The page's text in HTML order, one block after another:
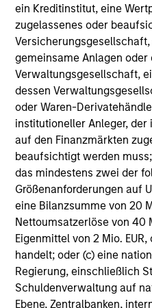
ein Kreditinstitut, eine
zugelassenes oder
gemeinsame Anlagen oder
Verwaltungsgesellschaft,
dessen
oder Waren-
institutioneller Anleger, der
auf den Finanzmärkten
beaufsichtigt werden
das mindestens zwei der
Größenanforderungen auf
eine Bilanzsumme von 20
Nettoumsatzerlöse von 40
Eigenmittel von 2 Mio.
handelt; oder (c) eine
Regierung, einschließlich
Schuldenverwaltung auf
Ebene, Zentralbanken,
Agency Commercial
Securities (CMBS)sind
besicherte Wertpapiere,
Immobiliendarlehen
Fannie Mae, Freddie
einem sonstigen von
geförderten Institut
Enterprise) bzw. einer
begeben oder
Agency RMBS
Agency Residential
(RMBS) sind
Wertpapiere, die durch
abgesichert sind und
Mac oder Ginnie Mae